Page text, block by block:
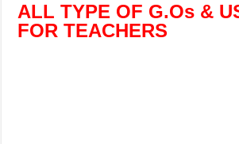
ALL TYPE OF G.Os &
FOR TEACHERS